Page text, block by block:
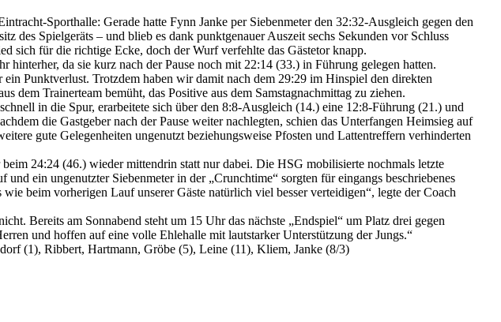
Sporthalle: Gerade hatte Fynn Janke per Siebenmeter den 32:32-Ausgleich gegen den
des Spielgeräts – und blieb es dank punktgenauer Auszeit sechs Sekunden vor Schluss
sich für die richtige Ecke, doch der Wurf verfehlte das Gästetor knapp.
hinterher, da sie kurz nach der Pause noch mit 22:14 (33.) in Führung gelegen hatten.
Punktverlust. Trotzdem haben wir damit nach dem 29:29 im Hinspiel den direkten
dem Trainerteam bemüht, das Positive aus dem Samstagnachmittag zu ziehen.
in die Spur, erarbeitete sich über den 8:8-Ausgleich (14.) eine 12:8-Führung (21.) und
die Gastgeber nach der Pause weiter nachlegten, schien das Unterfangen Heimsieg auf
gute Gelegenheiten ungenutzt beziehungsweise Pfosten und Lattentreffern verhinderten
24:24 (46.) wieder mittendrin statt nur dabei. Die HSG mobilisierte nochmals letzte
ein ungenutzter Siebenmeter in der „Crunchtime“ sorgten für eingangs beschriebenes
beim vorherigen Lauf unserer Gäste natürlich viel besser verteidigen“, legte der Coach
Bereits am Sonnabend steht um 15 Uhr das nächste „Endspiel“ um Platz drei gegen
und hoffen auf eine volle Ehlehalle mit lautstarker Unterstützung der Jungs.“
(1), Ribbert, Hartmann, Gröbe (5), Leine (11), Kliem, Janke (8/3)